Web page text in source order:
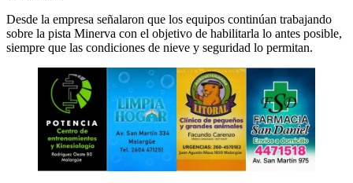
Desde la empresa señalaron que los equipos continúan trabajando
sobre la pista Minerva con el objetivo de habilitarla lo antes posible,
siempre que las condiciones de nieve y seguridad lo permitan.